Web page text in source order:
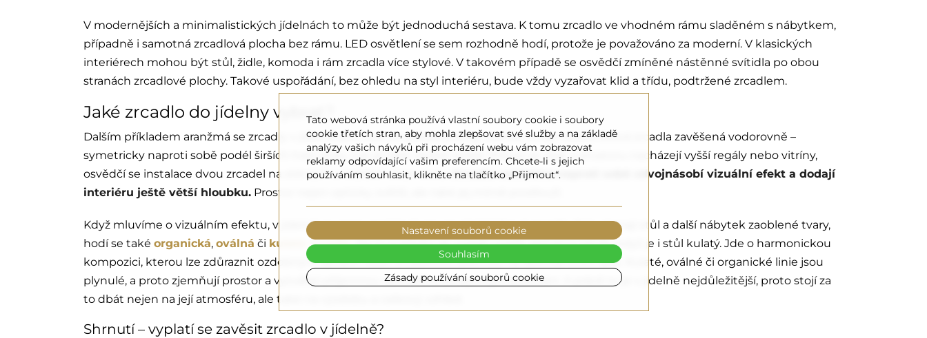
V modernějších a minimalistických jídelnách to může být jednoduchá sestava. K tomu zrcadlo ve vhodném rámu sladěném s nábytkem,
případně i samotná zrcadlová plocha bez rámu. LED osvětlení se sem rozhodně hodí, protože je považováno za moderní. V klasických
interiérech mohou být stůl, židle, komoda i rám zrcadla více stylové. V takovém případě se osvědčí zmíněné nástěnné svítidla po obou
stranách zrcadlové plochy. Takové uspořádání, bez ohledu na styl interiéru, bude vždy vyzařovat klid a třídu, podtržené zrcadlem.
Jaké zrcadlo do jídelny vybrat?
Dalším příkladem aranžmá se zrcadly v jídelně jsou dvě zrcadlové plochy. Mohou to být obdélníková zrcadla zavěšená vodorovně –
symetricky naproti sobě podél širších hran stolu. Lze je také zavěsit svisle. Pokud se však v prostoru nacházejí vyšší regály nebo vitríny,
osvědčí se instalace dvou zrcadel na stěnách u kratších stran stolu. Zrcadla umístěná naproti sobě zdvojnásobí vizuální efekt a dodají
interiéru ještě větší hloubku. Prostor nejen opticky zvětší, ale také jej mírně prodlouží.
Když mluvíme o vizuálním efektu, v jídelně se nemusí objevit pouze obdélníková zrcadla. Pokud mají stůl a další nábytek zaoblené tvary,
hodí se takéorganická,oválná či kulatá zrcadla. Na ta poslední se vyplatí vsadit zejména tehdy, když je i stůl kulatý. Jde o harmonickou
kompozici, kterou lze zdůraznit ozdobným rámem nebo zrcadlovou plochou na dekorativním skle. Kulaté, oválné či organické linie jsou
plynulé, a proto zjemňují prostor a vytvářejí příjemnou atmosféru podporující stolování. A právě to je v jídelně nejdůležitější, proto stojí za
to dbát nejen na její atmosféru, ale také na výzdobu a celkový vzhled.
Shrnutí – vyplatí se zavěsit zrcadlo v jídelně?
Tato webová stránka používá vlastní soubory cookie i soubory
cookie třetích stran, aby mohla zlepšovat své služby a na základě
analýzy vašich návyků při procházení webu vám zobrazovat
reklamy odpovídající vašim preferencím. Chcete-li s jejich
používáním souhlasit, klikněte na tlačítko „Přijmout“.
Zásady používání souborů cookie
Nastavení souborů cookie
Souhlasím